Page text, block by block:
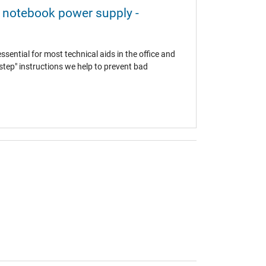
Hersteller DELTA können wir Ihnen den
Damit sind 100% Kompatibilität
erfüllt.Energieeffizienz:Dank hoher
,Acer Aspire 7535,Packard Bell EasyNote
power supply -
for most technical aids in the office and
instructions we help to prevent bad